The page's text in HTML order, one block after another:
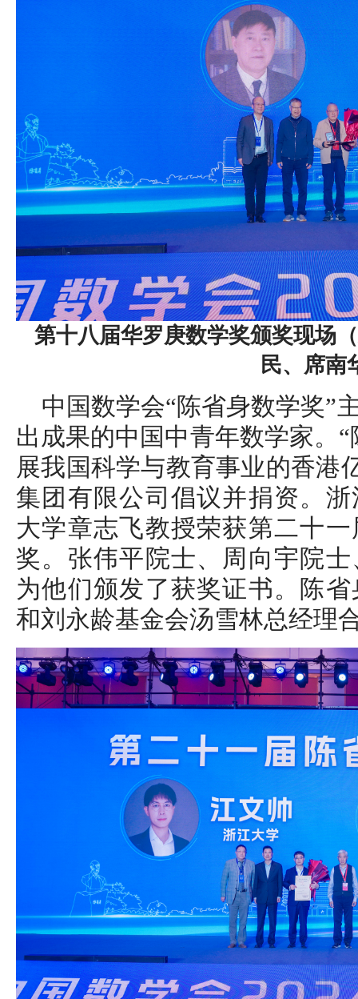
第十八届华罗庚数学奖颁奖现场
民、席南
中国数学会“陈省身数学奖”
出成果的中国中青年数学家。
展我国科学与教育事业的香港
集团有限公司倡议并捐资。
大学章志飞教授荣获第二十
奖。张伟平院士、周向宇院
为他们颁发了获奖证书。陈
和刘永龄基金会汤雪林总经理